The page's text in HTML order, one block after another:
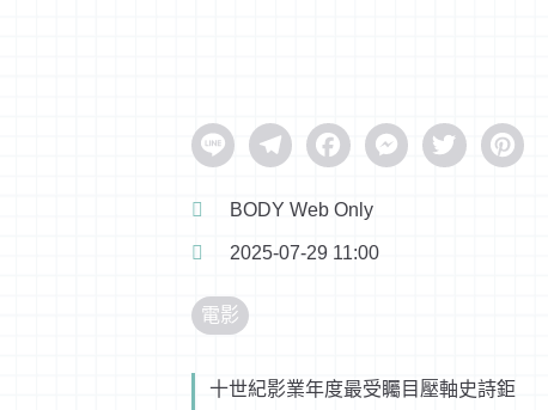
Line TelegramFacebookMessenger
Twitter Pinterest
BODY Web Only
2025-07-29 11:00
電影
十世紀影業年度最受矚目壓軸史詩鉅